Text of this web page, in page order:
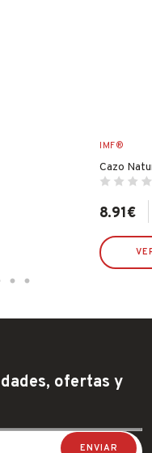
IMF®
Cazo
8.91€
ofertas y